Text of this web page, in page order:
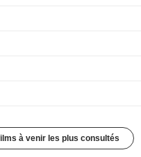
à venir les plus consultés